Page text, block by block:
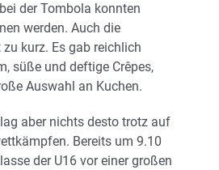
der Tombola konnten
werden. Auch die
kurz. Es gab reichlich
süße und deftige Crêpes,
Auswahl an Kuchen.
aber nichts desto trotz auf
Bereits um 9.10
der U16 vor einer großen